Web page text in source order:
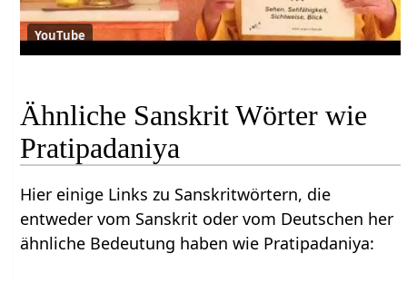
YouTube
Ähnliche Sanskrit Wörter wie
Pratipadaniya
Hier einige Links zu Sanskritwörtern, die
entweder vom Sanskrit oder vom Deutschen her
ähnliche Bedeutung haben wie Pratipadaniya: